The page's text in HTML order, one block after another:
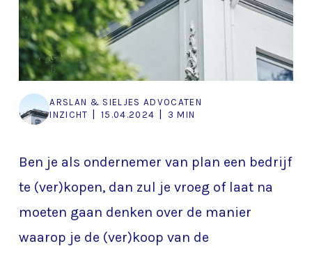
ARSLAN & SIELJES ADVOCATEN
INZICHT
15.04.2024 3 MIN
Ben je als ondernemer van plan een bedrijf
te (ver)kopen, dan zul je vroeg of laat na
moeten gaan denken over de manier
waarop je de (ver)koop van de